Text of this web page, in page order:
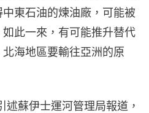
東石油的煉油廠，可能被
此一來，有可能推升替代
海地區要輸往亞洲的原
蘇伊士運河管理局報道，